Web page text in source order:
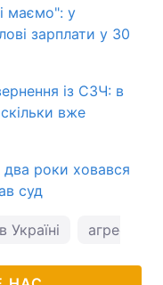
маємо": у
зарплати у 30
із СЗЧ: в
вже
два роки ховався
суд
Україні агресія